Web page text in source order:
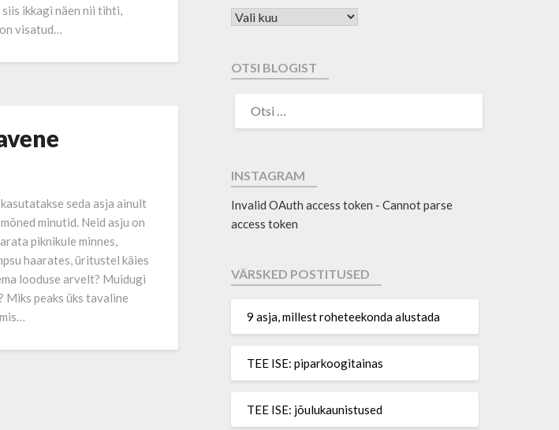
ikkagi näen nii tihti,
visatud…
seda asja ainult
minutid. Neid asju on
piknikule minnes,
haarates, üritustel käies
looduse arvelt? Muidugi
Miks peaks üks tavaline
OTSI BLOGIST
INSTAGRAM
Invalid OAuth access token - Cannot parse
access token
VÄRSKED POSTITUSED
9 asja, millest roheteekonda alustada
TEE ISE: piparkoogitainas
TEE ISE: jõulukaunistused